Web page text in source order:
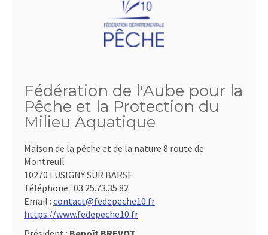
Fédération de l'Aube pour la
Pêche et la Protection du
Milieu Aquatique
Maison de la pêche et de la nature 8 route de
Montreuil
10270 LUSIGNY SUR BARSE
Téléphone : 03.25.73.35.82
Email : contact@fedepeche10.fr
https://www.fedepeche10.fr